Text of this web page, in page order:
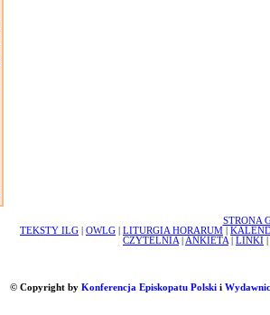
STRONA
TEKSTY ILG
OWLG LITURGIA HORARUM
CZYTELNIA
ANKIETA LINKI
© Copyright by Konferencja Episkopatu Polskii